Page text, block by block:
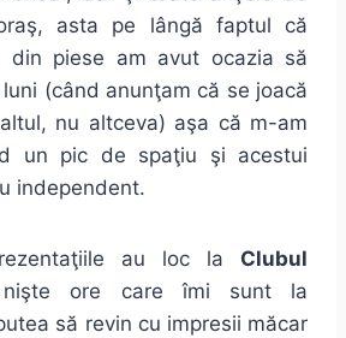
asta pe lângă faptul că
din piese am avut ocazia să
(când anunţam că se joacă
nu altceva) aşa că m-am
un pic de spaţiu şi acestui
independent.
au loc la Clubul
ore care îmi sunt la
să revin cu impresii măcar